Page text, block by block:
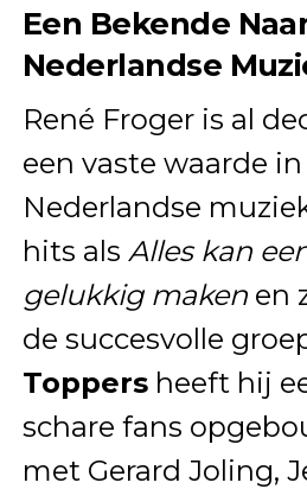
Een Bekende
Nederlandse
René Froger is al
een vaste waarde
Nederlandse
hits als Alles kan
gelukkig makenen
de succesvolle
Toppersheeft hij
schare fans
met Gerard Joling,